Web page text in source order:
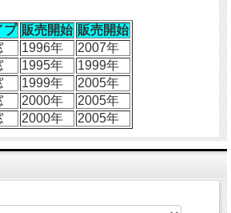
プ 販売開始 販売開始
1996年
2007年
1995年
1999年
1999年
2005年
2000年
2005年
2000年 2005年